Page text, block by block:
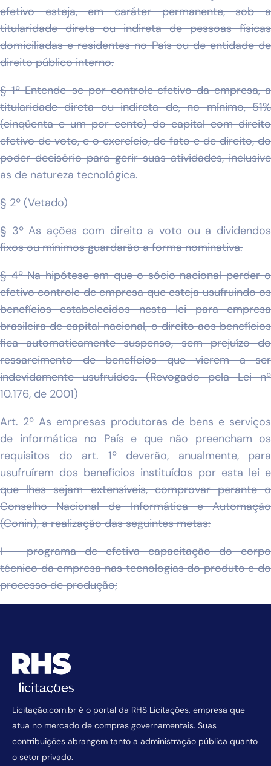
efetivo esteja, em caráter permanente, sob a
titularidade direta ou indireta de pessoas físicas
domiciliadas e residentes no País ou de entidade de
direito público interno.
§ 1º Entende-se por controle efetivo da empresa, a
titularidade direta ou indireta de, no mínimo, 51%
(cinqüenta e um por cento) do capital com direito
efetivo de voto, e o exercício, de fato e de direito, do
poder decisório para gerir suas atividades, inclusive
as de natureza tecnológica.
§ 2º (Vetado)
§ 3º As ações com direito a voto ou a dividendos
fixos ou mínimos guardarão a forma nominativa.
§ 4º Na hipótese em que o sócio nacional perder o
efetivo controle de empresa que esteja usufruindo os
benefícios estabelecidos nesta lei para empresa
brasileira de capital nacional, o direito aos benefícios
fica automaticamente suspenso, sem prejuízo do
ressarcimento de benefícios que vierem a ser
indevidamente usufruídos. (Revogado pela Lei nº
10.176, de 2001)
Art. 2º As empresas produtoras de bens e serviços
de informática no País e que não preencham os
requisitos do art. 1º deverão, anualmente, para
usufruírem dos benefícios instituídos por esta lei e
que lhes sejam extensíveis, comprovar perante o
Conselho Nacional de Informática e Automação
(Conin), a realização das seguintes metas:
I – programa de efetiva capacitação do corpo
técnico da empresa nas tecnologias do produto e do
processo de produção;
Licitação.com.br é o portal da RHS Licitações, empresa que
atua no mercado de compras governamentais. Suas
contribuições abrangem tanto a administração pública quanto
o setor privado.